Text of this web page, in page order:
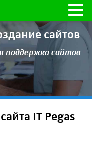
сайтов
поддержка сайтов
IT Pegas